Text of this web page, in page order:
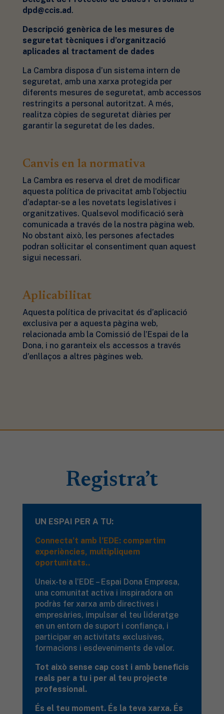
dpd@ccis.ad.
Descripció genèrica de les mesures de
seguretat tècniques i d’organització
aplicades al tractament de dades
La Cambra disposa d’un sistema intern de
seguretat, amb una xarxa protegida per
diferents mesures de seguretat, amb accessos
restringits a personal autoritzat. A més,
realitza còpies de seguretat diàries per
garantir la seguretat de les dades.
Canvis en la normativa
La Cambra es reserva el dret de modificar
aquesta política de privacitat amb l’objectiu
d’adaptar-se a les novetats legislatives i
organitzatives. Qualsevol modificació serà
comunicada a través de la nostra pàgina web.
No obstant això, les persones afectades
podran sol·licitar el consentiment quan aquest
sigui necessari.
Aplicabilitat
Aquesta política de privacitat és d’aplicació
exclusiva per a aquesta pàgina web,
relacionada amb la Comissió de l’Espai de la
Dona, i no garanteix els accessos a través
d’enllaços a altres pàgines web.
Registra’t
UN ESPAI PER A TU:
Connecta’t amb l’EDE: compartim
experiències, multipliquem
oportunitats..
Uneix-te a l’EDE – Espai Dona Empresa,
una comunitat activa i inspiradora on
podràs fer xarxa amb directives i
empresàries, impulsar el teu lideratge
en un entorn de suport i confiança, i
participar en activitats exclusives,
formacions i esdeveniments de valor.
Tot això sense cap cost i amb beneficis
reals per a tu i per al teu projecte
professional.
És el teu moment. És la teva xarxa. És